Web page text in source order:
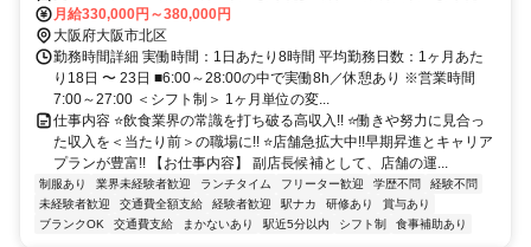
3分／『大阪梅田駅』より徒歩8分
月給330,000円～380,000円
大阪府大阪市北区
勤務時間詳細 実働時間：1日あたり8時間 平均勤務日数：1ヶ月あた
り18日 〜 23日 ■6:00～28:00の中で実働8h／休憩あり ※営業時間
7:00～27:00 ＜シフト制＞ 1ヶ月単位の変...
仕事内容 ⭐飲食業界の常識を打ち破る高収入!! ⭐働きや努力に見合っ
た収入を＜当たり前＞の職場に!! ⭐店舗急拡大中!!早期昇進とキャリア
プランが豊富!! 【お仕事内容】 副店長候補として、店舗の運...
制服あり 業界未経験者歓迎 ランチタイム フリーター歓迎 学歴不問
経験不問
未経験者歓迎
交通費全額支給 経験者歓迎 駅ナカ 研修あり
賞与あり
ブランクOK
交通費支給 まかないあり 駅近5分以内 シフト制 食事補助あり